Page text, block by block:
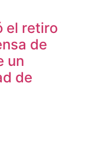
el retiro
de
un
de